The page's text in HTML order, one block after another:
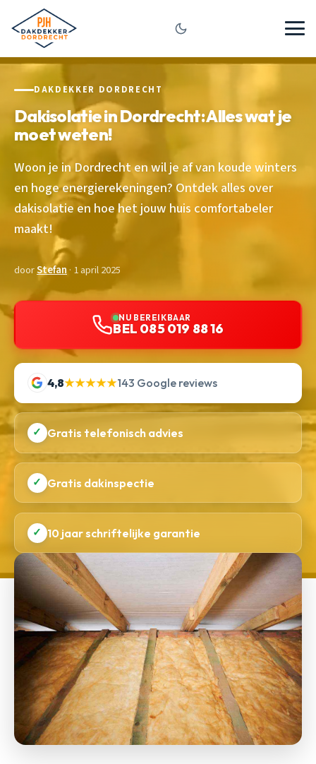
DAKDEKKER DORDRECHT
Dakisolatie in Dordrecht: Alles wat je
moet weten!
Woon je in Dordrecht en wil je af van koude winters
en hoge energierekeningen? Ontdek alles over
dakisolatie en hoe het jouw huis comfortabeler
maakt!
doorStefan · 1 april 2025
NU BEREIKBAAR
BEL 085 019 88 16
4,8★★★★★143 Google reviews
✓ Gratis telefonisch advies
✓ Gratis dakinspectie
✓ 10 jaar schriftelijke garantie